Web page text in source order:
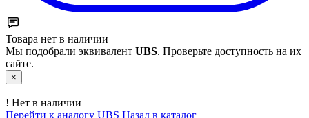
Товара нет в наличии
Мы подобрали эквивалент UBS. Проверьте доступность на их
сайте.
×
! Нет в наличии
Перейти к аналогу UBS Назад в каталог